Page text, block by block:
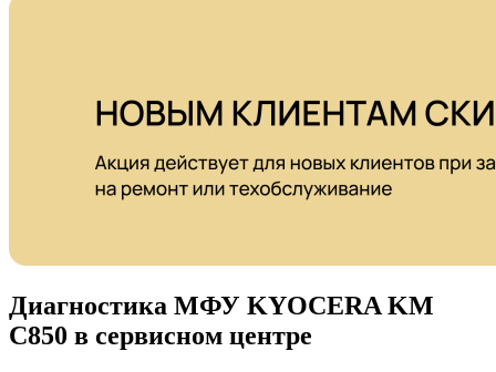
Диагностика МФУ KYOCERA KM
C850 в сервисном центре